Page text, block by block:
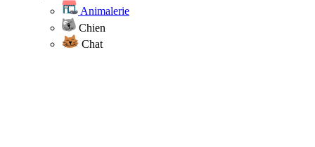
Animalerie
Chien
Chat